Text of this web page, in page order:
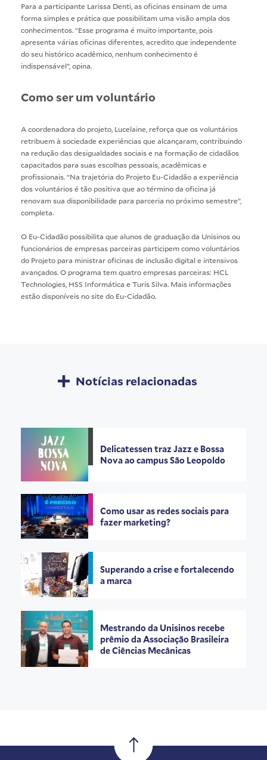
Para a participante Larissa Denti, as oficinas ensinam de uma
forma simples e prática que possibilitam uma visão ampla dos
conhecimentos. “Esse programa é muito importante, pois
apresenta várias oficinas diferentes, acredito que independente
do seu histórico acadêmico, nenhum conhecimento é
indispensável”, opina.
Como ser um voluntário
A coordenadora do projeto, Lucelaine, reforça que os voluntários
retribuem à sociedade experiências que alcançaram, contribuindo
na redução das desigualdades sociais e na formação de cidadãos
capacitados para suas escolhas pessoais, acadêmicas e
profissionais. “Na trajetória do Projeto Eu-Cidadão a experiência
dos voluntários é tão positiva que ao término da oficina já
renovam sua disponibilidade para parceria no próximo semestre”,
completa.
O Eu-Cidadão possibilita que alunos de graduação da Unisinos ou
funcionários de empresas parceiras participem como voluntários
do Projeto para ministrar oficinas de inclusão digital e intensivos
avançados. O programa tem quatro empresas parceiras: HCL
Technologies, HSS Informática e Turis Silva. Mais informações
estão disponíveis no site do Eu-Cidadão.
Notícias relacionadas
Delicatessen traz Jazz e Bossa
Nova ao campus São Leopoldo
Como usar as redes sociais para
fazer marketing?
Superando a crise e fortalecendo
a marca
Mestrando da Unisinos recebe
prêmio da Associação Brasileira
de Ciências Mecânicas